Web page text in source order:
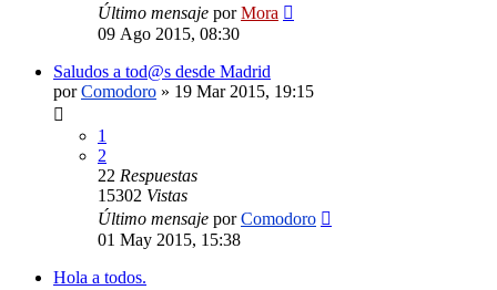
Último mensaje porMora
09 Ago 2015, 08:30
Saludos a tod@s desde Madrid
porComodoro » 19 Mar 2015, 19:15
1
2
22 Respuestas
15302 Vistas
Último mensaje porComodoro
01 May 2015, 15:38
Hola a todos.